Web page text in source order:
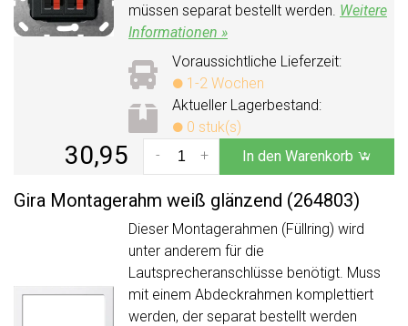
müssen separat bestellt werden. Weitere
Informationen »
Voraussichtliche Lieferzeit:
1-2 Wochen
Aktueller Lagerbestand:
0 stuk(s)
30,95 +
- In den Warenkorb
Gira Montagerahm weiß glänzend (264803)
Dieser Montagerahmen (Füllring) wird
unter anderem für die
Lautsprecheranschlüsse benötigt. Muss
mit einem Abdeckrahmen komplettiert
werden, der separat bestellt werden